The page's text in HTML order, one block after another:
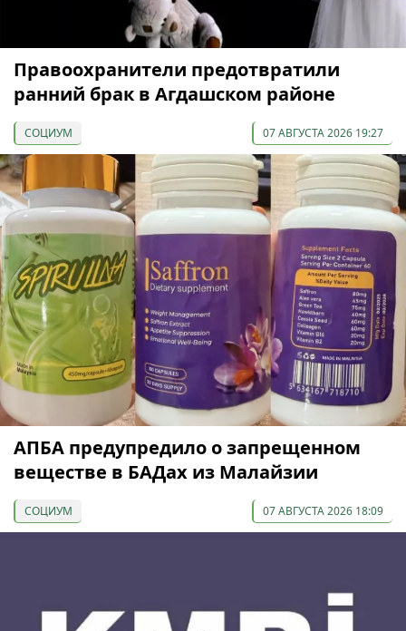
Правоохранители предотвратили
ранний брак в Агдашском районе
СОЦИУМ 07 АВГУСТА 2026 19:27
АПБА предупредило о запрещенном
веществе в БАДах из Малайзии
СОЦИУМ 07 АВГУСТА 2026 18:09